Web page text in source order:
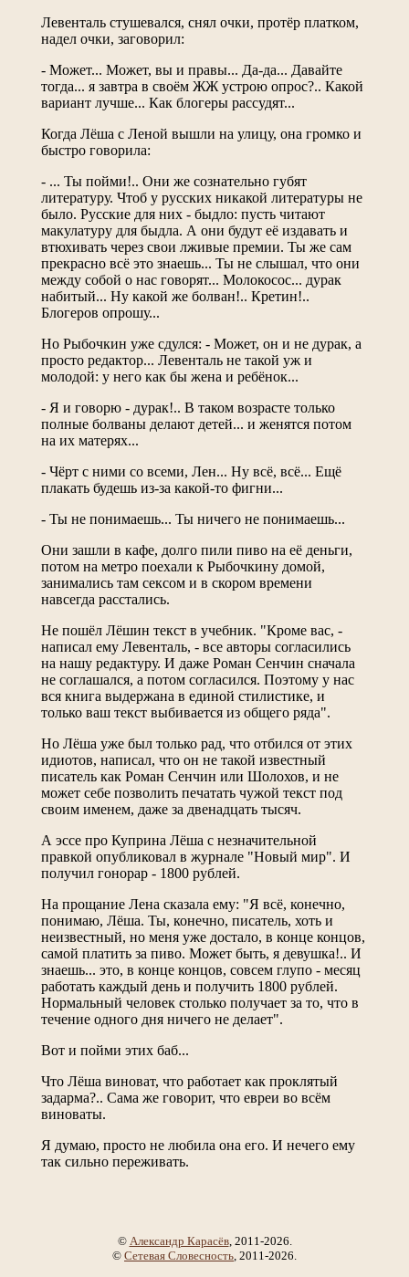
Левенталь стушевался, снял очки, протёр платком,
надел очки, заговорил:
- Может... Может, вы и правы... Да-да... Давайте
тогда... я завтра в своём ЖЖ устрою опрос?.. Какой
вариант лучше... Как блогеры рассудят...
Когда Лёша с Леной вышли на улицу, она громко и
быстро говорила:
- ... Ты пойми!.. Они же сознательно губят
литературу. Чтоб у русских никакой литературы не
было. Русские для них - быдло: пусть читают
макулатуру для быдла. А они будут её издавать и
втюхивать через свои лживые премии. Ты же сам
прекрасно всё это знаешь... Ты не слышал, что они
между собой о нас говорят... Молокосос... дурак
набитый... Ну какой же болван!.. Кретин!..
Блогеров опрошу...
Но Рыбочкин уже сдулся: - Может, он и не дурак, а
просто редактор... Левенталь не такой уж и
молодой: у него как бы жена и ребёнок...
- Я и говорю - дурак!.. В таком возрасте только
полные болваны делают детей... и женятся потом
на их матерях...
- Чёрт с ними со всеми, Лен... Ну всё, всё... Ещё
плакать будешь из-за какой-то фигни...
- Ты не понимаешь... Ты ничего не понимаешь...
Они зашли в кафе, долго пили пиво на её деньги,
потом на метро поехали к Рыбочкину домой,
занимались там сексом и в скором времени
навсегда расстались.
Не пошёл Лёшин текст в учебник. "Кроме вас, -
написал ему Левенталь, - все авторы согласились
на нашу редактуру. И даже Роман Сенчин сначала
не соглашался, а потом согласился. Поэтому у нас
вся книга выдержана в единой стилистике, и
только ваш текст выбивается из общего ряда".
Но Лёша уже был только рад, что отбился от этих
идиотов, написал, что он не такой известный
писатель как Роман Сенчин или Шолохов, и не
может себе позволить печатать чужой текст под
своим именем, даже за двенадцать тысяч.
А эссе про Куприна Лёша с незначительной
правкой опубликовал в журнале "Новый мир". И
получил гонорар - 1800 рублей.
На прощание Лена сказала ему: "Я всё, конечно,
понимаю, Лёша. Ты, конечно, писатель, хоть и
неизвестный, но меня уже достало, в конце концов,
самой платить за пиво. Может быть, я девушка!.. И
знаешь... это, в конце концов, совсем глупо - месяц
работать каждый день и получить 1800 рублей.
Нормальный человек столько получает за то, что в
течение одного дня ничего не делает".
Вот и пойми этих баб...
Что Лёша виноват, что работает как проклятый
задарма?.. Сама же говорит, что евреи во всём
виноваты.
Я думаю, просто не любила она его. И нечего ему
так сильно переживать.
© Александр Карасёв, 2011-2026.
© Сетевая Словесность , 2011-2026.